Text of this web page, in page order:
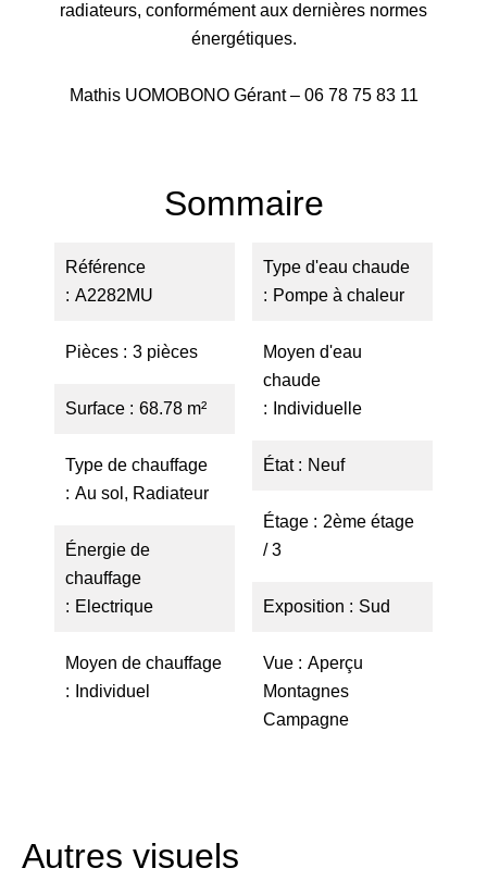
radiateurs, conformément aux dernières normes
énergétiques.
Mathis UOMOBONO Gérant – 06 78 75 83 11
Sommaire
Référence
A2282MU
Pièces 3 pièces
Surface 68.78 m²
Type de chauffage
Au sol, Radiateur
Énergie de
chauffage
Electrique
Moyen de chauffage
Individuel
Type d'eau chaude
Pompe à chaleur
Moyen d'eau
chaude
Individuelle
État Neuf
Étage
2ème étage
/ 3
Exposition Sud
Vue
Aperçu
Montagnes
Campagne
Autres visuels